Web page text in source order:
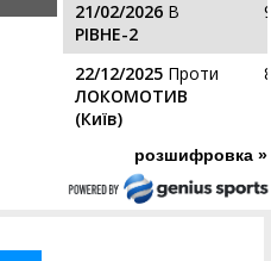
21/02/2026 В
РІВНЕ-2
22/12/2025 Проти
ЛОКОМОТИВ
(Київ)
розшифровка »